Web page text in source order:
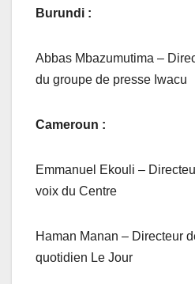
Burundi :
Abbas Mbazumutima –
du groupe de presse Iwacu
Cameroun :
Emmanuel Ekouli –
voix du Centre
Haman Manan – Directeur
quotidien Le Jour